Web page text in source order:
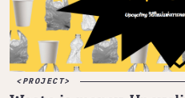
PROJECT